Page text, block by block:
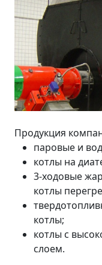
Продукция
паровые и
котлы на
3-ходовые
котлы
котлы;
котлы с
слоем.